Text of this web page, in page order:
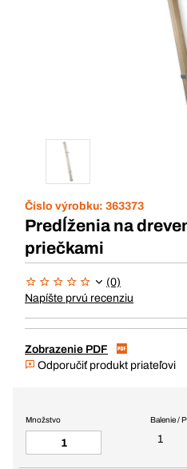
Číslo výrobku: 363373
Predĺženia na
priečkami
(0)
Napíšte prvú recenziu
Zobrazenie PDF
Odporučiť produkt priateľovi
Balenie /
1
Množstvo